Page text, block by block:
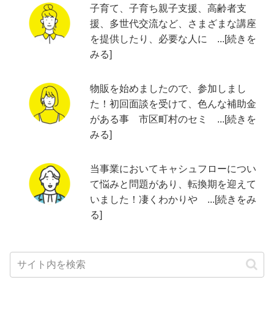
子育て、子育ち親子支援、高齢者支
援、多世代交流など、さまざまな講座
を提供したり、必要な人に ...[続きを
みる]
物販を始めましたので、参加しまし
た！初回面談を受けて、色んな補助金
がある事 市区町村のセミ ...[続きを
みる]
当事業においてキャシュフローについ
て悩みと問題があり、転換期を迎えて
いました！凄くわかりや ...[続きをみ
る]